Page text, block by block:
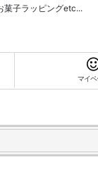
菓子ラッピングetc...
マイペ